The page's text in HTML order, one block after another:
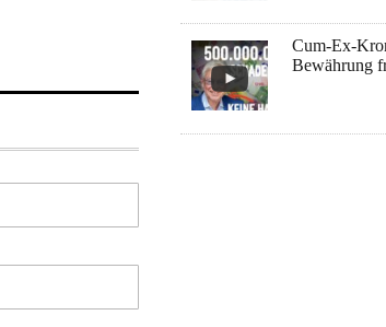
Cum-Ex-
Bewährung